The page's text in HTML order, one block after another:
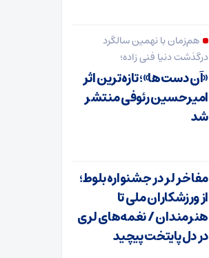
هم‌زمان با نهمین سالگرد
درگذشت دنیا فنی زاده؛
«آن دست‌ها»؛ تازه‌ترین اثر
امیرحسین رئوفی منتشر
شد
مفاخر لر در جشنواره بلوط؛
از ورزشکاران ملی تا
هنرمندان / نغمه‌های لری
در دل پایتخت پیچید